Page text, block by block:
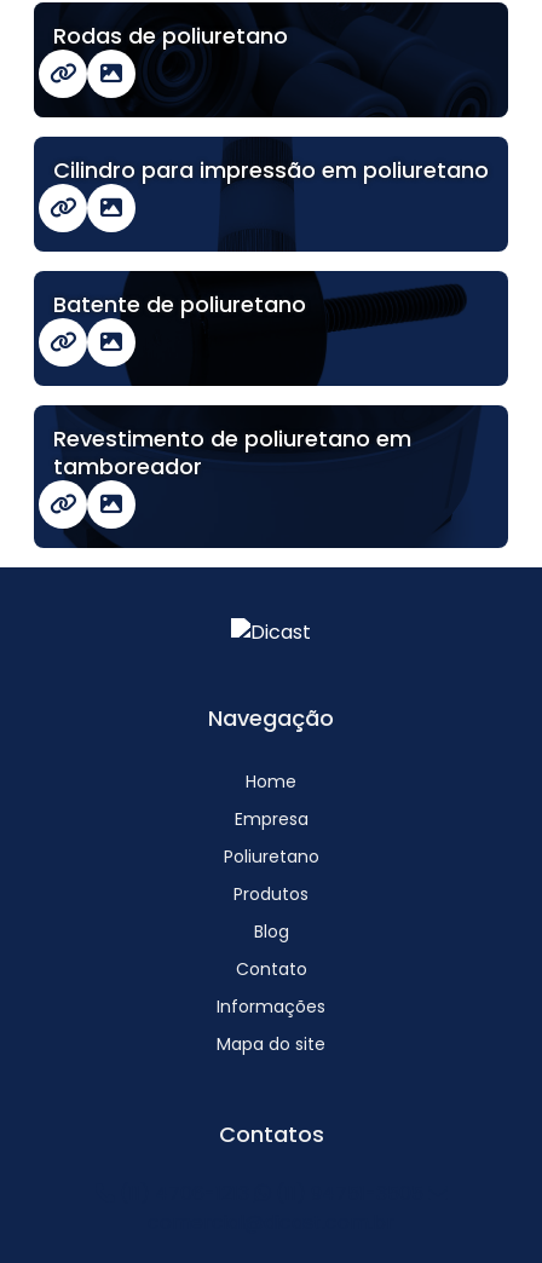
Rodas de poliuretano
Cilindro para impressão em poliuretano
Batente de poliuretano
Revestimento de poliuretano em
tamboreador
Navegação
Home
Empresa
Poliuretano
Produtos
Blog
Contato
Informações
Mapa do site
Contatos